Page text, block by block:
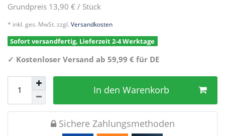
Grundpreis 13,90 € / Stück
* inkl. ges. MwSt. zzgl. Versandkosten
Sofort versandfertig, Lieferzeit 2-4 Werktage
✓ Kostenloser Versand ab 59,99 € für DE
In den Warenkorb
Sichere Zahlungsmethoden